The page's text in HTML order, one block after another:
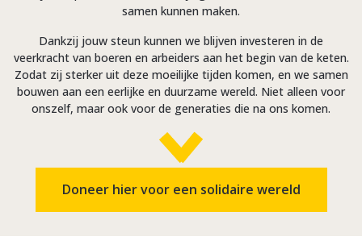
samen kunnen maken.
Dankzij jouw steun kunnen we blijven investeren in de
veerkracht van boeren en arbeiders aan het begin van de keten.
Zodat zij sterker uit deze moeilijke tijden komen, en we samen
bouwen aan een eerlijke en duurzame wereld. Niet alleen voor
onszelf, maar ook voor de generaties die na ons komen.
Doneer hier voor een solidaire wereld